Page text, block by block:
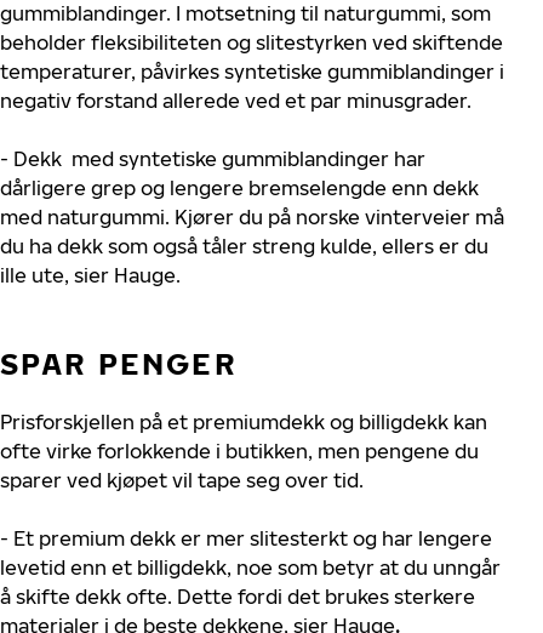
gummiblandinger. I motsetning til naturgummi, som
beholder fleksibiliteten og slitestyrken ved skiftende
temperaturer, påvirkes syntetiske gummiblandinger i
negativ forstand allerede ved et par minusgrader.
- Dekk med syntetiske gummiblandinger har
dårligere grep og lengere bremselengde enn dekk
med naturgummi. Kjører du på norske vinterveier må
du ha dekk som også tåler streng kulde, ellers er du
ille ute, sier Hauge.
SPAR PENGER
Prisforskjellen på et premiumdekk og billigdekk kan
ofte virke forlokkende i butikken, men pengene du
sparer ved kjøpet vil tape seg over tid.
- Et premium dekk er mer slitesterkt og har lengere
levetid enn et billigdekk, noe som betyr at du unngår
å skifte dekk ofte. Dette fordi det brukes sterkere
materialer i de beste dekkene, sier Hauge.